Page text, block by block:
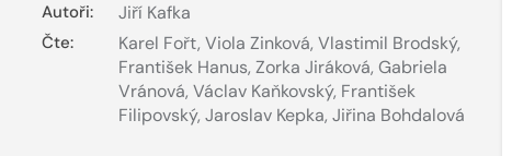
Autoři: Jiří Kafka
Čte: Karel Fořt, Viola Zinková, Vlastimil Brodský,
František Hanus, Zorka Jiráková, Gabriela
Vránová, Václav Kaňkovský, František
Filipovský, Jaroslav Kepka, Jiřina Bohdalová